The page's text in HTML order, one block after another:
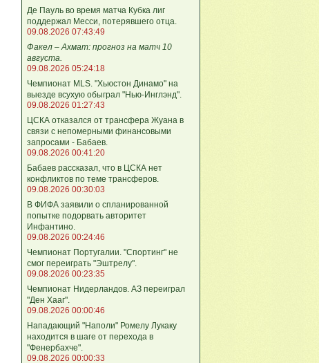
Де Пауль во время матча Кубка лиг
поддержал Месси, потерявшего отца.
09.08.2026 07:43:49
Факел – Ахмат: прогноз на матч 10
августа.
09.08.2026 05:24:18
Чемпионат MLS. "Хьюстон Динамо" на
выезде всухую обыграл "Нью-Инглэнд".
09.08.2026 01:27:43
ЦСКА отказался от трансфера Жуана в
связи с непомерными финансовыми
запросами - Бабаев.
09.08.2026 00:41:20
Бабаев рассказал, что в ЦСКА нет
конфликтов по теме трансферов.
09.08.2026 00:30:03
В ФИФА заявили о спланированной
попытке подорвать авторитет
Инфантино.
09.08.2026 00:24:46
Чемпионат Португалии. "Спортинг" не
смог переиграть "Эштрелу".
09.08.2026 00:23:35
Чемпионат Нидерландов. АЗ переиграл
"Ден Хааг".
09.08.2026 00:00:46
Нападающий "Наполи" Ромелу Лукаку
находится в шаге от перехода в
"Фенербахче".
09.08.2026 00:00:33